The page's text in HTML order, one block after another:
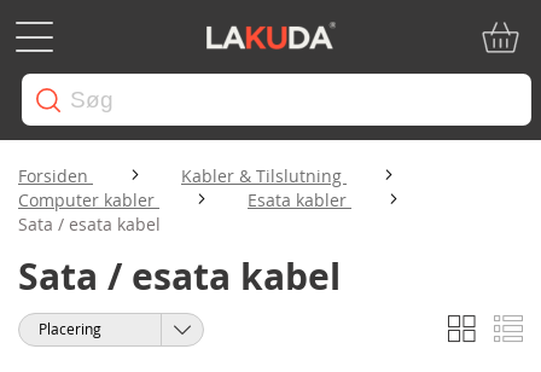
Forsiden
Kabler & Tilslutning
Computer kabler
Esata kabler
Sata / esata kabel
Sata / esata kabel
Vis
som
Gitter
Sorter